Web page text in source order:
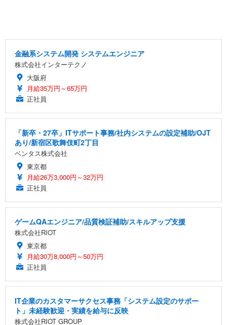
金融系システム開発 システムエンジニア
株式会社インターテクノ
大阪府
月給35万円～65万円
正社員
「新卒・27卒」ITサポート事務/社内システムの設定補助/OJT
あり/新宿区歌舞伎町2丁目
ベンタス株式会社
東京都
月給26万3,000円～32万円
正社員
ゲームQAエンジニア/品質検証補助/スキルアップ支援
株式会社RIOT
東京都
月給30万8,000円～50万円
正社員
IT企業のカスタマーサクセス事務「システム設定のサポー
ト」未経験歓迎・実績を給与に反映
株式会社RIOT GROUP